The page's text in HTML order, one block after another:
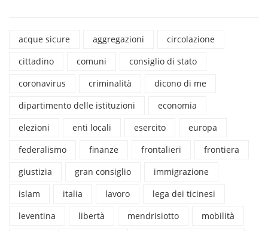
acque sicure aggregazioni
circolazione
cittadino
comuni
consiglio di stato
coronavirus
criminalità
dicono di me
dipartimento delle istituzioni
economia
elezioni
enti locali esercito
europa
federalismo
finanze frontalieri
frontiera
giustizia
gran consiglio
immigrazione
islam
italia lavoro
lega dei ticinesi
leventina
libertà mendrisiotto
mobilità